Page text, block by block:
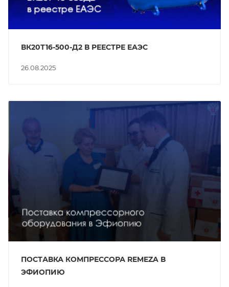
26.08.2025
ВК20Т16-500-Д2 В РЕЕСТРЕ ЕАЭС
ПОСТАВКА КОМПРЕССОРА REMEZA В
ЭФИОПИЮ